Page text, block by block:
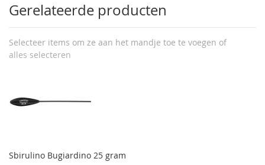
Gerelateerde producten
Selecteer items om ze aan het mandje toe te voegen of
alles selecteren
Sbirulino Bugiardino 25 gram